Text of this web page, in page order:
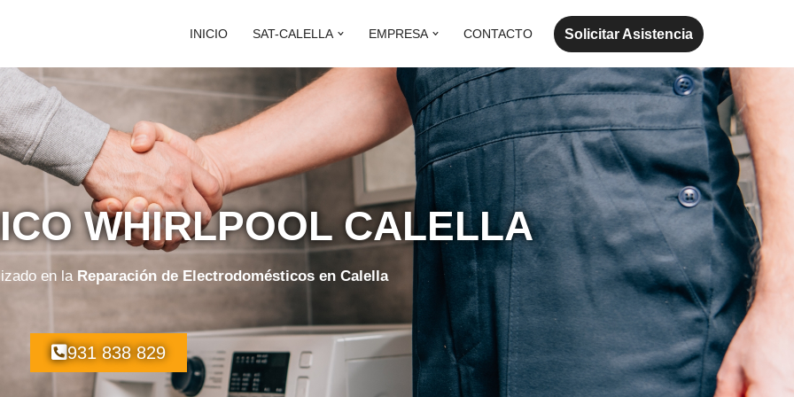
INICIO SAT-CALELLA EMPRESA CONTACTO Solicitar Asistencia
WHIRLPOOL CALELLA
en la Reparación de Electrodomésticos en Calella
931 838 829